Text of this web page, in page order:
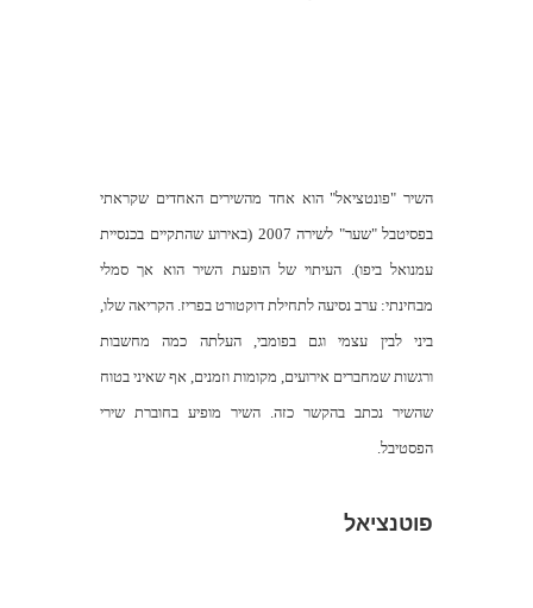
השיר "פונטציאל" הוא אחד מהשירים האחדים שקראתי
בפסיטבל "שער" לשירה 2007 (באירוע שהתקיים בכנסיית
עמנואל ביפו). העיתוי של הופעת השיר הוא אך סמלי
מבחינתי: ערב נסיעה לתחילת דוקטורט בפריז. הקריאה שלו,
ביני לבין עצמי וגם בפומבי, העלתה כמה מחשבות
ורגשות שמחברים אירועים, מקומות וזמנים, אף שאיני בטוח
שהשיר נכתב בהקשר כזה. השיר מופיע בחוברת שירי
הפסטיבל.
פוטנציאל